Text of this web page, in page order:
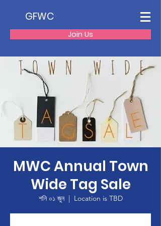
GFWC
Join Us
MWC Annual Town
Wide Tag Sale
শনি ০১ জুন
  |
Location is TBD